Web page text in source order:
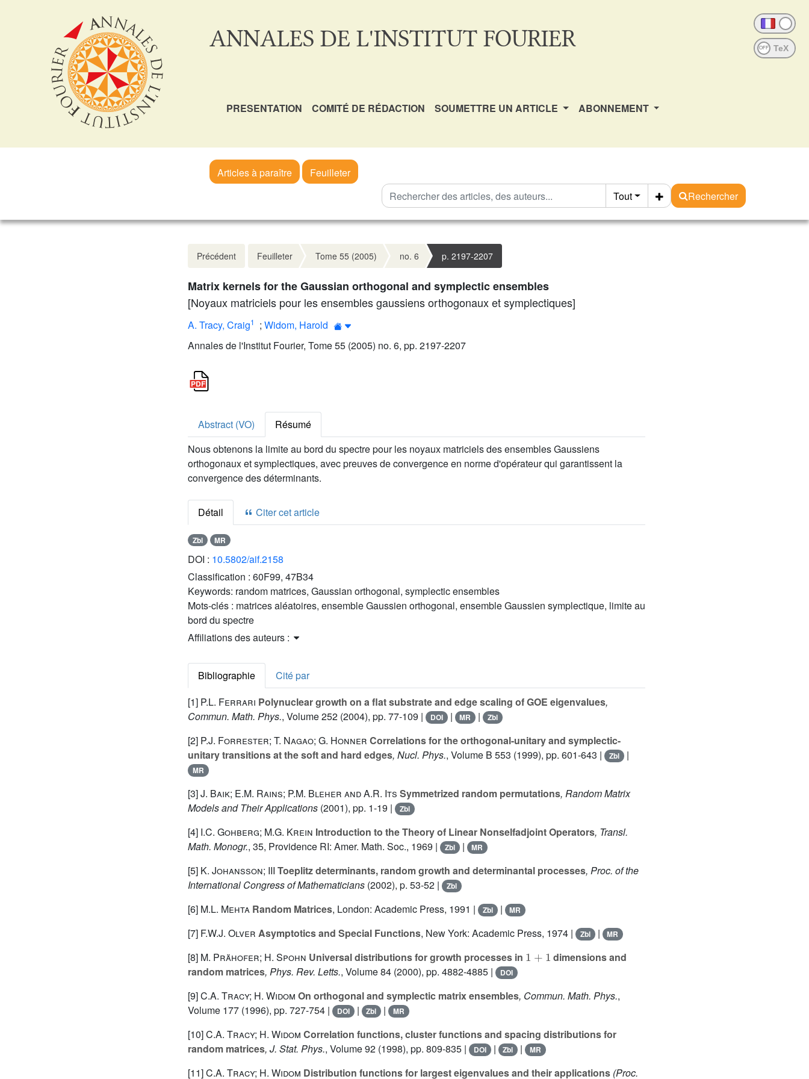
ANNALES DE L'INSTITUT FOURIER OFF
PRESENTATION COMITÉ DE RÉDACTION SOUMETTRE UN ARTICLE ABONNEMENT
Articles à paraître
Feuilleter
Tout
Rechercher
Précédent Feuilleter Tome 55 (2005) no. 6 p. 2197-2207
Matrix kernels for the Gaussian orthogonal and symplectic ensembles
[Noyaux matriciels pour les ensembles gaussiens orthogonaux et symplectiques]
A. Tracy, Craig1 ; Widom, Harold
Annales de l'Institut Fourier, Tome 55 (2005) no. 6, pp. 2197-2207
Abstract (VO)
Résumé
Nous obtenons la limite au bord du spectre pour les noyaux matriciels des ensembles Gaussiens
orthogonaux et symplectiques, avec preuves de convergence en norme d'opérateur qui garantissent la
convergence des déterminants.
Détail Citer cet article
Zbl MR
DOI : 10.5802/aif.2158
Classification : 60F99, 47B34
Keywords: random matrices, Gaussian orthogonal, symplectic ensembles
Mots-clés : matrices aléatoires, ensemble Gaussien orthogonal, ensemble Gaussien symplectique, limite au
bord du spectre
Affiliations des auteurs :
Bibliographie
Cité par
[1] P.L. Ferrari Polynuclear growth on a flat substrate and edge scaling of GOE eigenvalues,
Commun. Math. Phys., Volume 252 (2004), pp. 77-109 | DOI | MR | Zbl
[2] P.J. Forrester; T. Nagao; G. Honner Correlations for the orthogonal-unitary and symplectic-
unitary transitions at the soft and hard edges, Nucl. Phys., Volume B 553 (1999), pp. 601-643 | Zbl |
MR
[3]J. Baik; E.M. Rains; P.M. Bleher and A.R. Its Symmetrized random permutations, Random Matrix
Models and Their Applications (2001), pp. 1-19 | Zbl
[4] I.C. Gohberg; M.G. Krein Introduction to the Theory of Linear Nonselfadjoint Operators, Transl.
Math. Monogr., 35, Providence RI: Amer. Math. Soc., 1969 | Zbl | MR
[5] K. Johansson; III Toeplitz determinants, random growth and determinantal processes, Proc. of the
International Congress of Mathematicians (2002), p. 53-52 | Zbl
[6] M.L. Mehta Random Matrices, London: Academic Press, 1991 | Zbl | MR
[7] F.W.J. Olver Asymptotics and Special Functions, New York: Academic Press, 1974 | Zbl | MR
[8] M. Prähofer; H. Spohn Universal distributions for growth processes in
dimensions and
random matrices, Phys. Rev. Letts., Volume 84 (2000), pp. 4882-4885 | DOI
[9]C.A. Tracy; H. Widom On orthogonal and symplectic matrix ensembles, Commun. Math. Phys.,
Volume 177 (1996), pp. 727-754 | DOI | Zbl | MR
[10]C.A. Tracy; H. Widom Correlation functions, cluster functions and spacing distributions for
random matrices, J. Stat. Phys., Volume 92 (1998), pp. 809-835 | DOI | Zbl | MR
[11]C.A. Tracy; H. Widom Distribution functions for largest eigenvalues and their applications (Proc.